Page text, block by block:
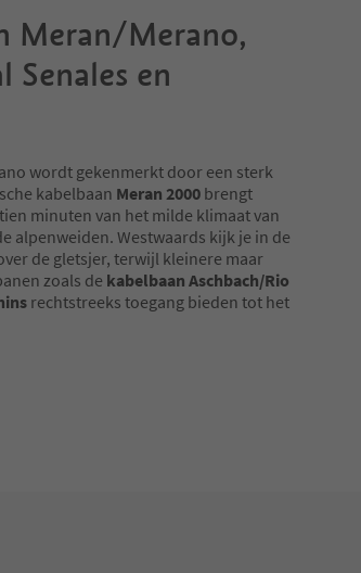
Meran/Merano,
Senales en
wordt gekenmerkt door een sterk
kabelbaan Meran 2000 brengt
minuten van het milde klimaat van
alpenweiden. Westwaards kijk je in de
de gletsjer, terwijl kleinere maar
zoals de kabelbaan Aschbach/Rio
rechtstreeks toegang bieden tot het